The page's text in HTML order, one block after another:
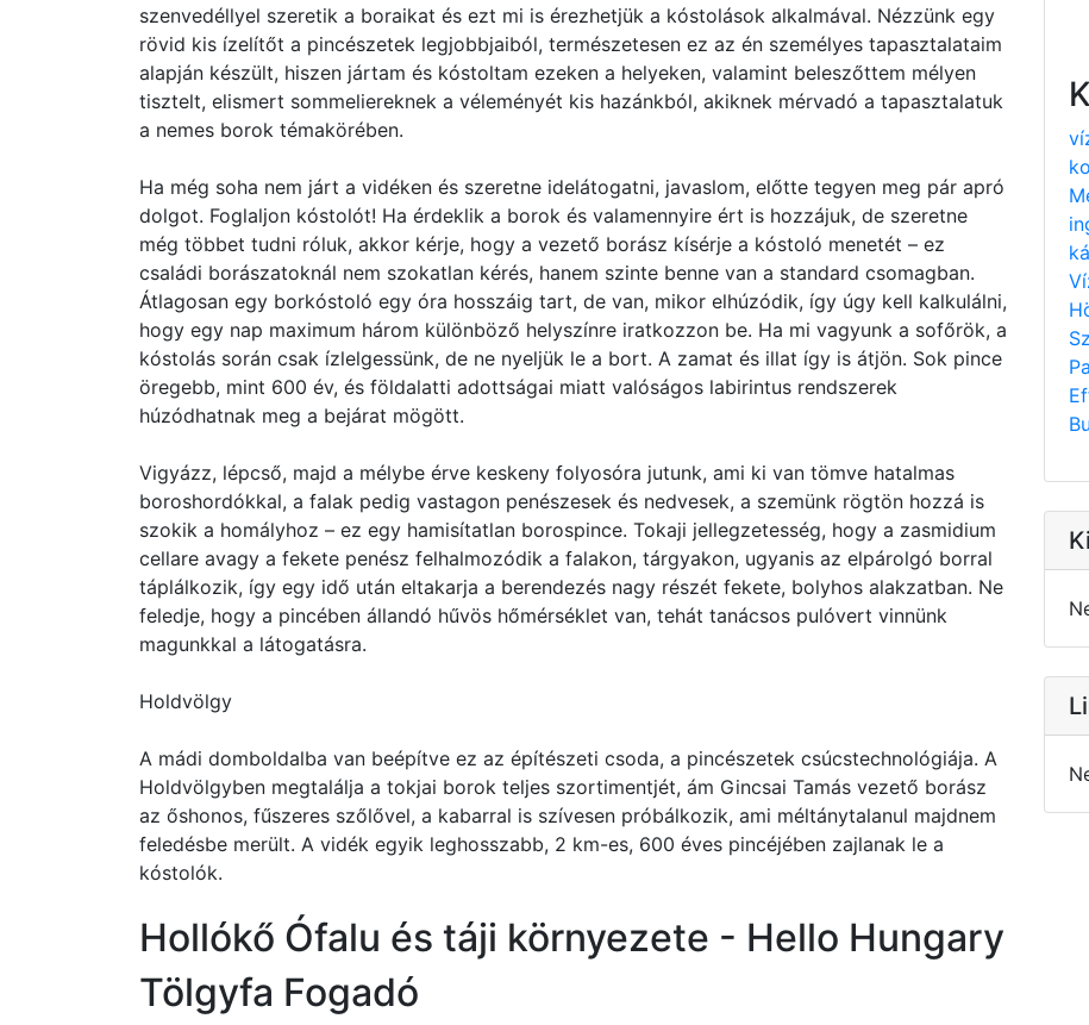
szenvedéllyel szeretik a boraikat és ezt mi is érezhetjük a kóstolások alkalmával. Nézzünk egy
rövid kis ízelítőt a pincészetek legjobbjaiból, természetesen ez az én személyes tapasztalataim
alapján készült, hiszen jártam és kóstoltam ezeken a helyeken, valamint beleszőttem mélyen
tisztelt, elismert sommeliereknek a véleményét kis hazánkból, akiknek mérvadó a tapasztalatuk
a nemes borok témakörében.
Ha még soha nem járt a vidéken és szeretne idelátogatni, javaslom, előtte tegyen meg pár apró
dolgot. Foglaljon kóstolót! Ha érdeklik a borok és valamennyire ért is hozzájuk, de szeretne
még többet tudni róluk, akkor kérje, hogy a vezető borász kísérje a kóstoló menetét – ez
családi borászatoknál nem szokatlan kérés, hanem szinte benne van a standard csomagban.
Átlagosan egy borkóstoló egy óra hosszáig tart, de van, mikor elhúzódik, így úgy kell kalkulálni,
hogy egy nap maximum három különböző helyszínre iratkozzon be. Ha mi vagyunk a sofőrök, a
kóstolás során csak ízlelgessünk, de ne nyeljük le a bort. A zamat és illat így is átjön. Sok pince
öregebb, mint 600 év, és földalatti adottságai miatt valóságos labirintus rendszerek
húzódhatnak meg a bejárat mögött.
Vigyázz, lépcső, majd a mélybe érve keskeny folyosóra jutunk, ami ki van tömve hatalmas
boroshordókkal, a falak pedig vastagon penészesek és nedvesek, a szemünk rögtön hozzá is
szokik a homályhoz – ez egy hamisítatlan borospince. Tokaji jellegzetesség, hogy a zasmidium
cellare avagy a fekete penész felhalmozódik a falakon, tárgyakon, ugyanis az elpárolgó borral
táplálkozik, így egy idő után eltakarja a berendezés nagy részét fekete, bolyhos alakzatban. Ne
feledje, hogy a pincében állandó hűvös hőmérséklet van, tehát tanácsos pulóvert vinnünk
magunkkal a látogatásra.
Holdvölgy
A mádi domboldalba van beépítve ez az építészeti csoda, a pincészetek csúcstechnológiája. A
Holdvölgyben megtalálja a tokjai borok teljes szortimentjét, ám Gincsai Tamás vezető borász
az őshonos, fűszeres szőlővel, a kabarral is szívesen próbálkozik, ami méltánytalanul majdnem
feledésbe merült. A vidék egyik leghosszabb, 2 km-es, 600 éves pincéjében zajlanak le a
kóstolók.
Hollókő Ófalu és táji környezete - Hello Hungary
Tölgyfa Fogadó